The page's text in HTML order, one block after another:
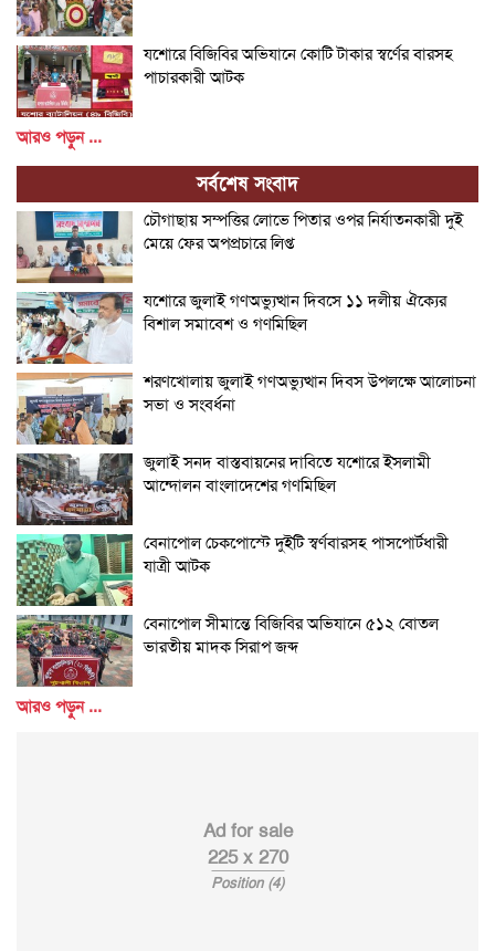
যশোরে বিজিবির অভিযানে কোটি টাকার স্বর্ণের বারসহ
পাচারকারী আটক
আরও পড়ুন ...
সর্বশেষ সংবাদ
চৌগাছায় সম্পত্তির লোভে পিতার ওপর নির্যাতনকারী দুই
মেয়ে ফের অপপ্রচারে লিপ্ত
যশোরে জুলাই গণঅভ্যুত্থান দিবসে ১১ দলীয় ঐক্যের
বিশাল সমাবেশ ও গণমিছিল
শরণখোলায় জুলাই গণঅভ্যুত্থান দিবস উপলক্ষে আলোচনা
সভা ও সংবর্ধনা
জুলাই সনদ বাস্তবায়নের দাবিতে যশোরে ইসলামী
আন্দোলন বাংলাদেশের গণমিছিল
বেনাপোল চেকপোস্টে দুইটি স্বর্ণবারসহ পাসপোর্টধারী
যাত্রী আটক
বেনাপোল সীমান্তে বিজিবির অভিযানে ৫১২ বোতল
ভারতীয় মাদক সিরাপ জব্দ
আরও পড়ুন ...
Ad for sale
225 x 270
Position (4)